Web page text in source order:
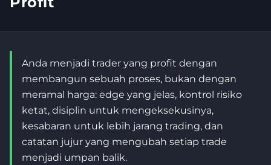
Hubungi kami
Anda menjadi trader yang profit dengan
membangun sebuah proses, bukan dengan
meramal harga: edge yang jelas, kontrol risiko
ketat, disiplin untuk mengeksekusinya,
kesabaran untuk lebih jarang trading, dan
catatan jujur yang mengubah setiap trade
menjadi umpan balik.